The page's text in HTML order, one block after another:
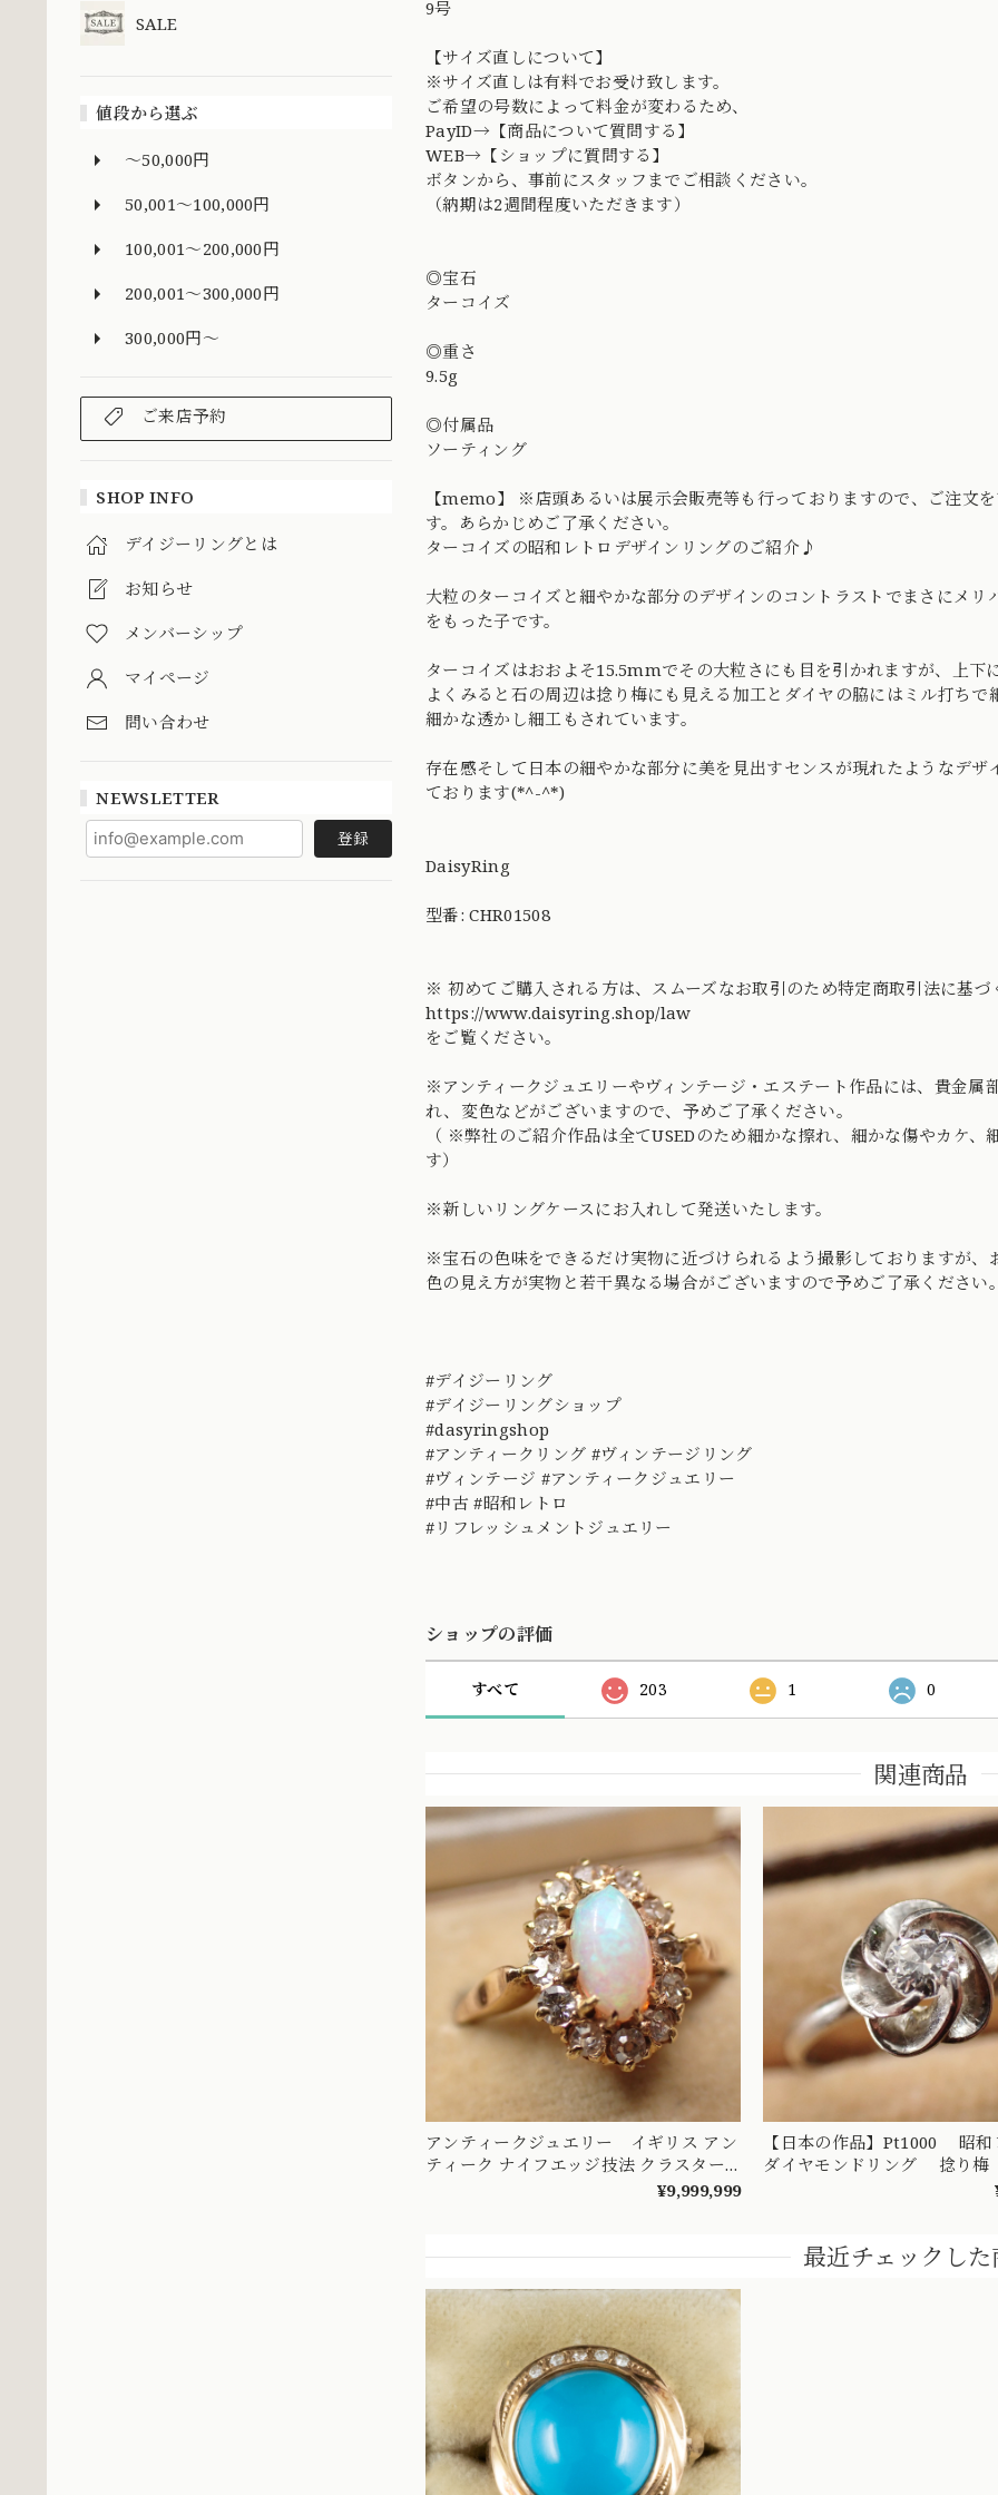
SALE
値段から選ぶ
～50,000円
50,001～100,000円
100,001～200,000円
200,001～300,000円
300,000円～
ご来店予約
SHOP INFO
デイジーリングとは
お知らせ
メンバーシップ
マイページ
問い合わせ
NEWSLETTER
登録
9号
【サイズ直しについて】
※サイズ直しは有料でお受け致します。
ご希望の号数によって料金が変わるため、
PayID→【商品について質問する】
WEB→【ショップに質問する】
ボタンから、事前にスタッフまでご相談ください。
（納期は2週間程度いただきます）
◎宝石
ターコイズ
◎重さ
9.5g
◎付属品
ソーティング
【memo】 ※店頭あるいは展示会販売等も行っておりますので、ご注文
す。あらかじめご了承ください。
ターコイズの昭和レトロデザインリングのご紹介♪
大粒のターコイズと細やかな部分のデザインのコントラストでまさにメ
をもった子です。
ターコイズはおおよそ15.5mmでその大粒さにも目を引かれますが、上
よくみると石の周辺は捻り梅にも見える加工とダイヤの脇にはミル打ち
細かな透かし細工もされています。
存在感そして日本の細やかな部分に美を見出すセンスが現れたようなデ
ております(*^-^*)
DaisyRing
型番: CHR01508
※ 初めてご購入される方は、スムーズなお取引のため特定商取引法に基
https://www.daisyring.shop/law
をご覧ください。
※アンティークジュエリーやヴィンテージ・エステート作品には、貴金
れ、変色などがございますので、予めご了承ください。
（ ※弊社のご紹介作品は全てUSEDのため細かな擦れ、細かな傷やカケ
す）
※新しいリングケースにお入れして発送いたします。
※宝石の色味をできるだけ実物に近づけられるよう撮影しておりますが
色の見え方が実物と若干異なる場合がございますので予めご了承ください
#デイジーリング
#デイジーリングショップ
#dasyringshop
#アンティークリング #ヴィンテージリング
#ヴィンテージ #アンティークジュエリー
#中古 #昭和レトロ
#リフレッシュメントジュエリー
ショップの評価
すべて 203 1 0
関連商品
アンティークジュエリー イギリス アン
ティーク ナイフエッジ技法 クラスター
取り巻きデザイン リング K18 オパール
¥9,999,999
【日本の作品】Pt1000 昭
ダイヤモンドリング 捻り梅
梅） 和彫り 吉祥文様 ～楚
最近チェックし